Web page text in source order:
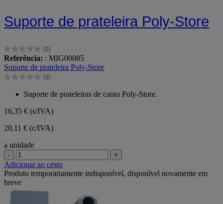
Suporte de prateleira Poly-Store
(0)
0.0
em
5
estrelas.
Referência: : MIG00085
Suporte de prateleira Poly-Store
(0)
0.0
estrelas.
Suporte de prateleiras de canto Poly-Store.
16,35 € (s/IVA)
20,11 € (c/IVA)
a unidade
- +
Adicionar ao cesto
Produto temporariamente indisponível, disponível novamente em
breve